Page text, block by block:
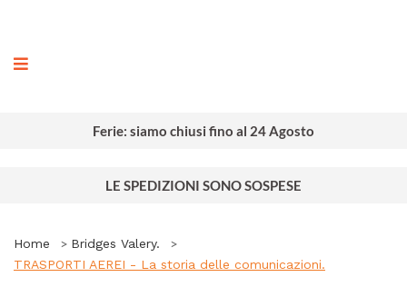
Ferie: siamo chiusi fino al 24 Agosto
LE SPEDIZIONI SONO SOSPESE
Home
Bridges Valery.
TRASPORTI AEREI - La storia delle comunicazioni.